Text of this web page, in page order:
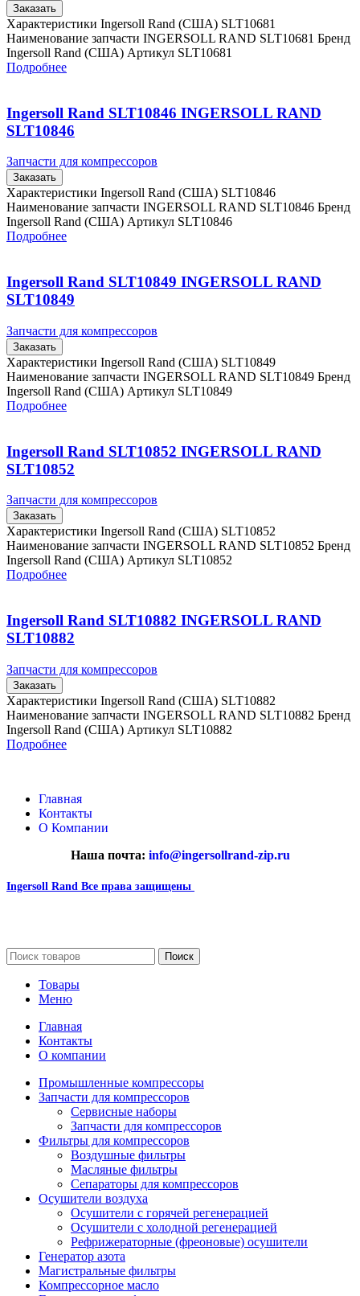
Заказать
Характеристики Ingersoll Rand (США) SLT10681
Наименование запчасти INGERSOLL RAND SLT10681 Бренд
Ingersoll Rand (США) Артикул SLT10681
Подробнее
Ingersoll Rand SLT10846 INGERSOLL RAND
SLT10846
Запчасти для компрессоров
Заказать
Характеристики Ingersoll Rand (США) SLT10846
Наименование запчасти INGERSOLL RAND SLT10846 Бренд
Ingersoll Rand (США) Артикул SLT10846
Подробнее
Ingersoll Rand SLT10849 INGERSOLL RAND
SLT10849
Запчасти для компрессоров
Заказать
Характеристики Ingersoll Rand (США) SLT10849
Наименование запчасти INGERSOLL RAND SLT10849 Бренд
Ingersoll Rand (США) Артикул SLT10849
Подробнее
Ingersoll Rand SLT10852 INGERSOLL RAND
SLT10852
Запчасти для компрессоров
Заказать
Характеристики Ingersoll Rand (США) SLT10852
Наименование запчасти INGERSOLL RAND SLT10852 Бренд
Ingersoll Rand (США) Артикул SLT10852
Подробнее
Ingersoll Rand SLT10882 INGERSOLL RAND
SLT10882
Запчасти для компрессоров
Заказать
Характеристики Ingersoll Rand (США) SLT10882
Наименование запчасти INGERSOLL RAND SLT10882 Бренд
Ingersoll Rand (США) Артикул SLT10882
Подробнее
Главная
Контакты
О Компании
Наша почта: info@ingersollrand-zip.ru
Ingersoll Rand Все права защищены
Поиск
Товары
Меню
Главная
Контакты
О компании
Промышленные компрессоры
Запчасти для компрессоров
Сервисные наборы
Запчасти для компрессоров
Фильтры для компрессоров
Воздушные фильтры
Масляные фильтры
Сепараторы для компрессоров
Осушители воздуха
Осушители с горячей регенерацией
Осушители с холодной регенерацией
Рефрижераторные (фреоновые) осушители
Генератор азота
Магистральные фильтры
Компрессорное масло